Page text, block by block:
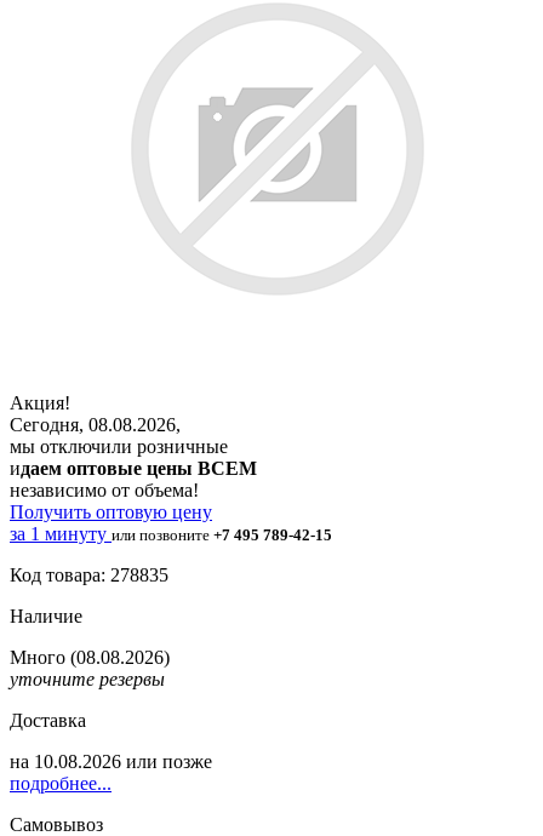
Акция!
Сегодня, 08.08.2026,
мы отключили розничные
идаем оптовые цены ВСЕМ
независимо от объема!
Получить оптовую цену
за 1 минуту или позвоните +7 495 789-42-15
Код товара: 278835
Наличие
Много (08.08.2026)
уточните резервы
Доставка
на 10.08.2026 или позже
подробнее...
Самовывоз